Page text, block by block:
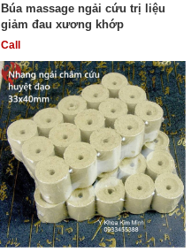
Búa massage ngải cứu trị liệu
giảm đau xương khớp
Call